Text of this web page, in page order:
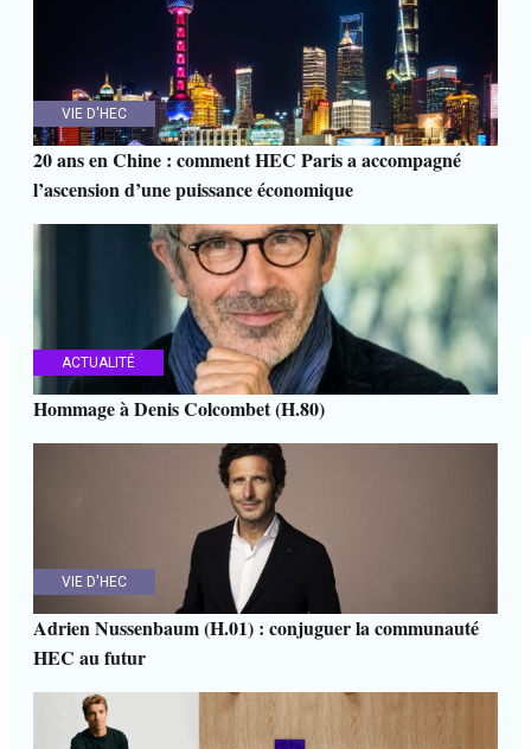
VIE D'HEC
20 ans en Chine : comment HEC Paris a accompagné
l’ascension d’une puissance économique
ACTUALITÉ
Hommage à Denis Colcombet (H.80)
VIE D'HEC
Adrien Nussenbaum (H.01) : conjuguer la communauté
HEC au futur